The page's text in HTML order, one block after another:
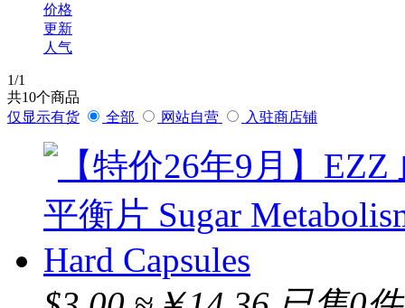
SWISSE
Combantria
Blackmores
HYDRODOL
Nu-lax
价格
更新
人气
1/1
共10个商品
仅显示有货
全部 网站自营 入驻商店铺